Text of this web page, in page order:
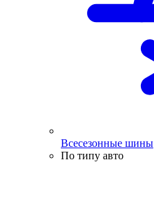
Всесезонные шины
По типу авто